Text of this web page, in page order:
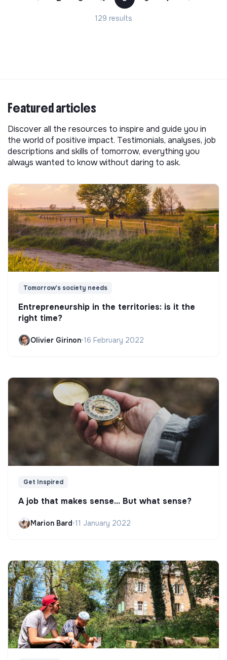
129 results
Featured articles
Discover all the resources to inspire and guide you in
the world of positive impact. Testimonials, analyses, job
descriptions and skills of tomorrow, everything you
always wanted to know without daring to ask.
Tomorrow's society needs
Entrepreneurship in the territories: is it the
right time?
Olivier Girinon•16 February 2022
Get Inspired
A job that makes sense... But what sense?
Marion Bard•11 January 2022